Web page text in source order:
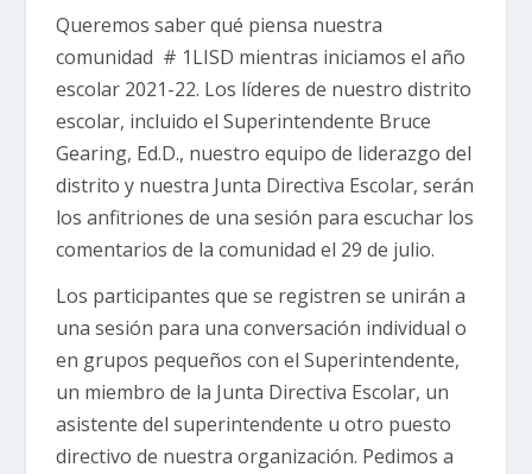
Queremos saber qué piensa nuestra
comunidad # 1LISD mientras iniciamos el año
escolar 2021-22. Los líderes de nuestro distrito
escolar, incluido el Superintendente Bruce
Gearing, Ed.D., nuestro equipo de liderazgo del
distrito y nuestra Junta Directiva Escolar, serán
los anfitriones de una sesión para escuchar los
comentarios de la comunidad el 29 de julio.
Los participantes que se registren se unirán a
una sesión para una conversación individual o
en grupos pequeños con el Superintendente,
un miembro de la Junta Directiva Escolar, un
asistente del superintendente u otro puesto
directivo de nuestra organización. Pedimos a